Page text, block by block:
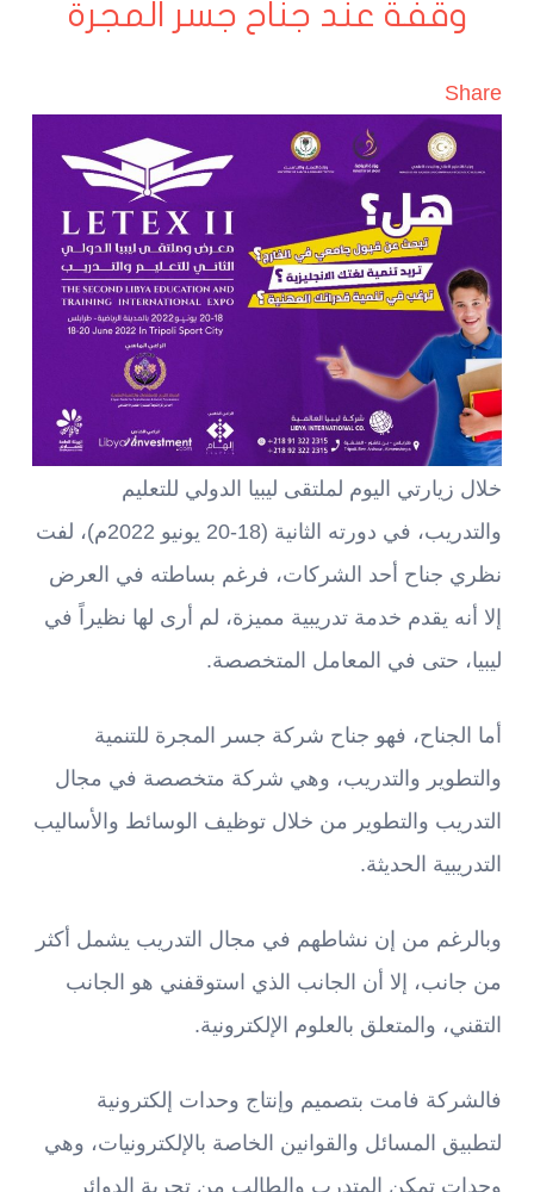
وقفة عند جناح جسر المجرة
Share
خلال زيارتي اليوم لملتقى ليبيا الدولي للتعليم
والتدريب، في دورته الثانية (18-20 يونيو 2022م)، لفت
نظري جناح أحد الشركات، فرغم بساطته في العرض
إلا أنه يقدم خدمة تدريبية مميزة، لم أرى لها نظيراً في
ليبيا، حتى في المعامل المتخصصة.
أما الجناح، فهو جناح شركة جسر المجرة للتنمية
والتطوير والتدريب، وهي شركة متخصصة في مجال
التدريب والتطوير من خلال توظيف الوسائط والأساليب
التدريبية الحديثة.
وبالرغم من إن نشاطهم في مجال التدريب يشمل أكثر
من جانب، إلا أن الجانب الذي استوقفني هو الجانب
التقني، والمتعلق بالعلوم الإلكترونية.
فالشركة فامت بتصميم وإنتاج وحدات إلكترونية
لتطبيق المسائل والقوانين الخاصة بالإلكترونيات، وهي
وحدات تمكن المتدرب والطالب من تجربة الدوائر